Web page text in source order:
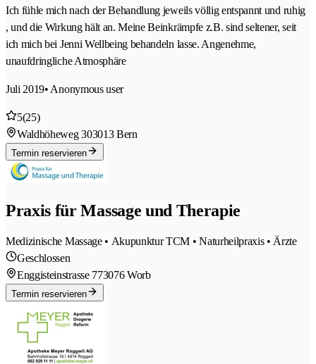
Ich fühle mich nach der Behandlung jeweils völlig entspannt und ruhig
, und die Wirkung hält an. Meine Beinkrämpfe z.B. sind seltener, seit
ich mich bei Jenni Wellbeing behandeln lasse. Angenehme,
unaufdringliche Atmosphäre
Juli 2019• Anonymous user
5(25)
Waldhöheweg 303013 Bern
Termin reservieren
Praxis für Massage und Therapie
Medizinische Massage • Akupunktur TCM • Naturheilpraxis • Ärzte
Geschlossen
Enggisteinstrasse 773076 Worb
Termin reservieren